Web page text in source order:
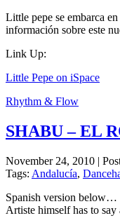
Little pepe se embarca
información sobre este
Link Up:
Little Pepe on iSpace
Rhythm & Flow
SHABU – EL
November 24, 2010 |
Tags: Andalucía,
Spanish version below…
Artiste himself has to